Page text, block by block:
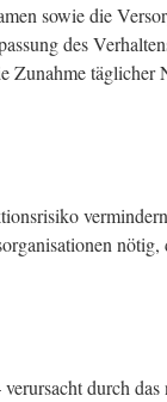
sowie die
des
Zunahme täglicher
durch das